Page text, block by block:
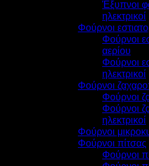
Έξυπνοι
ηλεκτρικοί
Φούρνοι
Φούρνοι
αερίου
Φούρνοι
ηλεκτρικοί
Φούρνοι
Φούρνοι
Φούρνοι
ηλεκτρικοί
Φούρνοι
Φούρνοι πίτσας
Φούρνοι